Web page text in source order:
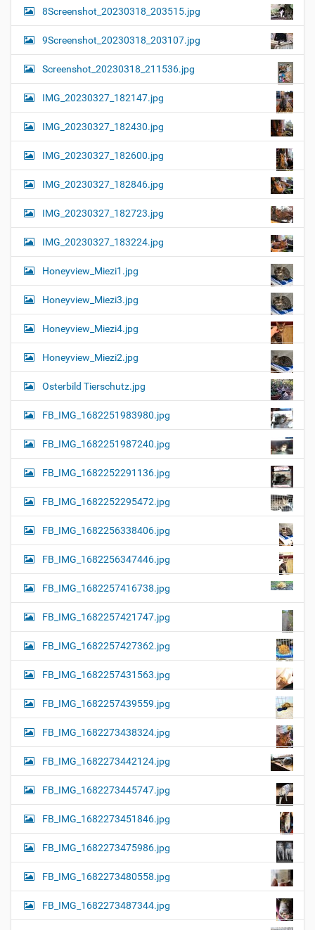
8Screenshot_20230318_203515.jpg
9Screenshot_20230318_203107.jpg
Screenshot_20230318_211536.jpg
IMG_20230327_182147.jpg
IMG_20230327_182430.jpg
IMG_20230327_182600.jpg
IMG_20230327_182846.jpg
IMG_20230327_182723.jpg
IMG_20230327_183224.jpg
Honeyview_Miezi1.jpg
Honeyview_Miezi3.jpg
Honeyview_Miezi4.jpg
Honeyview_Miezi2.jpg
Osterbild Tierschutz.jpg
FB_IMG_1682251983980.jpg
FB_IMG_1682251987240.jpg
FB_IMG_1682252291136.jpg
FB_IMG_1682252295472.jpg
FB_IMG_1682256338406.jpg
FB_IMG_1682256347446.jpg
FB_IMG_1682257416738.jpg
FB_IMG_1682257421747.jpg
FB_IMG_1682257427362.jpg
FB_IMG_1682257431563.jpg
FB_IMG_1682257439559.jpg
FB_IMG_1682273438324.jpg
FB_IMG_1682273442124.jpg
FB_IMG_1682273445747.jpg
FB_IMG_1682273451846.jpg
FB_IMG_1682273475986.jpg
FB_IMG_1682273480558.jpg
FB_IMG_1682273487344.jpg